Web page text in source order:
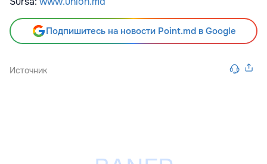
Подпишитесь на новости Point.md в Google
Источник